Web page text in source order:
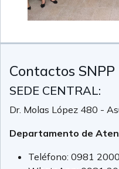
Contactos SNPP
SEDE CENTRAL:
Dr. Molas López 480 -
Departamento de
Teléfono: 0981